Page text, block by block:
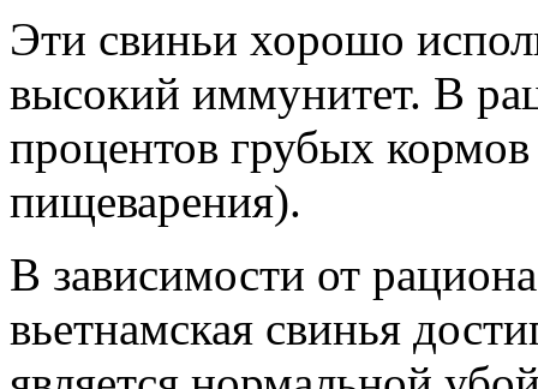
Эти свиньи хорошо
высокий иммунитет. В
процентов грубых
пищеварения).
В зависимости от
вьетнамская свинья